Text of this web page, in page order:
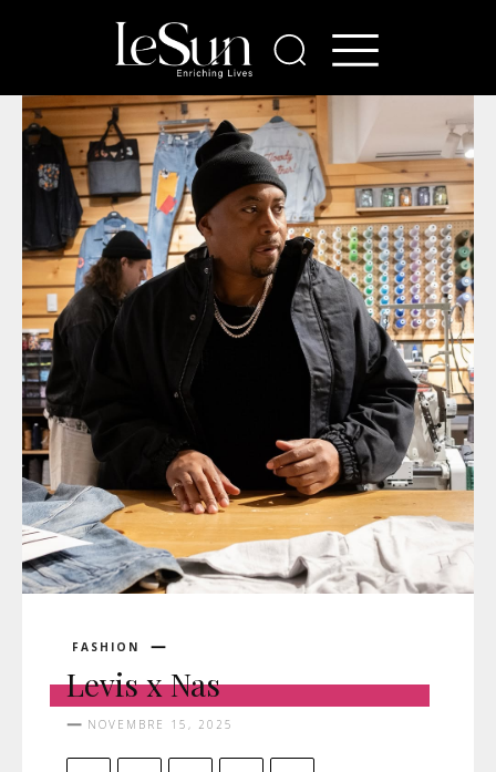
FASHION
Levis x Nas
NOVEMBRE 15, 2025